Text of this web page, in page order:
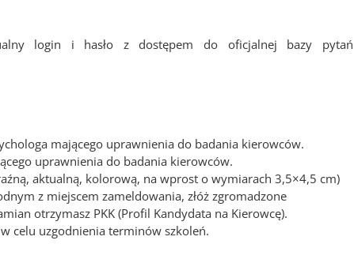
login i hasło z dostępem do oficjalnej bazy pytań
mającego uprawnienia do badania kierowców.
uprawnienia do badania kierowców.
aktualną, kolorową, na wprost o wymiarach 3,5×4,5 cm)
z miejscem zameldowania, złóż zgromadzone
otrzymasz PKK (Profil Kandydata na Kierowcę).
celu uzgodnienia terminów szkoleń.